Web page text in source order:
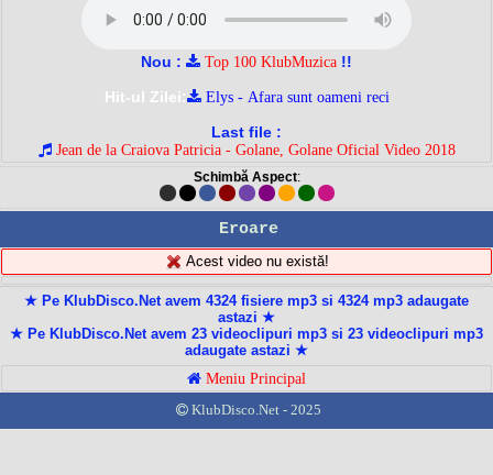
Nou : Top 100 KlubMuzica !!
Hit-ul Zilei:
Elys - Afara sunt oameni reci
Last file :
Jean de la Craiova Patricia - Golane, Golane Oficial Video 2018
Schimbă Aspect:
Eroare
Acest video nu există!
★ Pe KlubDisco.Net avem 4324 fisiere mp3 si 4324 mp3 adaugate
astazi ★
★ Pe KlubDisco.Net avem 23 videoclipuri mp3 si 23 videoclipuri mp3
adaugate astazi ★
Meniu Principal
KlubDisco.Net - 2025